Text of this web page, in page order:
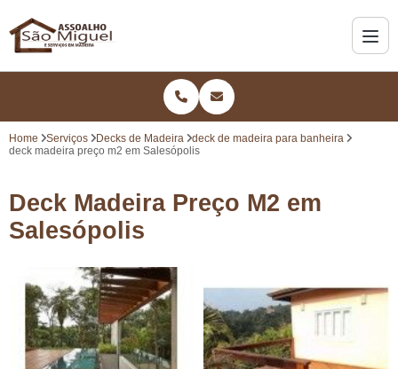
Home Serviços Decks de Madeira
deck de madeira para banheira
deck madeira preço m2 em Salesópolis
Deck Madeira Preço M2 em
Salesópolis